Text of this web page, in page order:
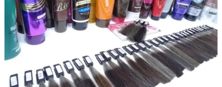
メンズ用
ヘアマニキュア
白髪隠し